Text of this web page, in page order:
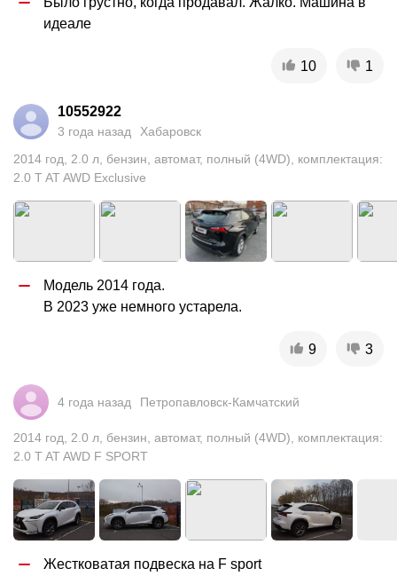
идеале
10 1
10552922
3 года назад
Хабаровск
2014 год 2.0 л бензин автомат, полный (4WD)
комплектация:
2.0 T AT AWD Exclusive
Модель 2014 года.
В 2023 уже немного устарела.
9 3
4 года назад Петропавловск-Камчатский
2014 год 2.0 л бензин автомат, полный (4WD)
комплектация:
2.0 T AT AWD F SPORT
Жестковатая подвеска на F sport